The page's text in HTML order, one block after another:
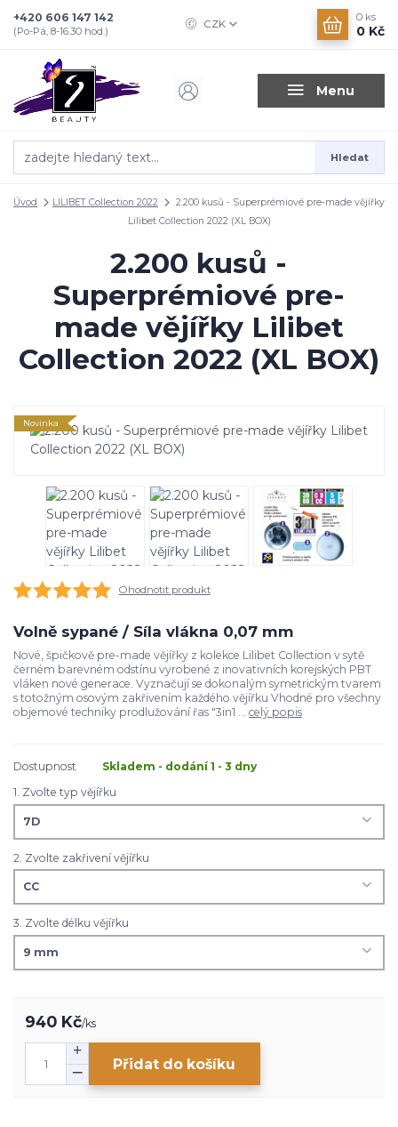
Menu
CZK
Hledat
+420 606 147 142
(Po-Pá, 8-16.30 hod.)
0 ks
0 Kč
Úvod LILIBET Collection 2022
2.200 kusů - Superprémiové pre-made vějířky
Lilibet Collection 2022 (XL BOX)
2.200 kusů -
Superprémiové pre-
made vějířky Lilibet
Collection 2022 (XL BOX)
Novinka
Ohodnotit produkt
Volně sypané / Síla vlákna 0,07 mm
Nové, špičkově pre-made vějířky z kolekce Lilibet Collection v sytě
černém barevném odstínu vyrobené z inovativních korejských PBT
vláken nové generace. Vyznačují se dokonalým symetrickým tvarem
s totožným osovým zakřivením každého vějířku Vhodné pro všechny
objemové techniky prodlužování řas "3in1 ... celý popis
Dostupnost
Skladem - dodání 1 - 3 dny
1. Zvolte typ vějířku
2. Zvolte zakřivení vějířku
3. Zvolte délku vějířku
940 Kč/ks
Přidat do košíku